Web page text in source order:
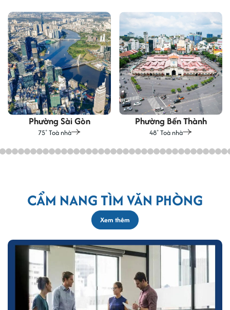
các điểm giải trí và thư giãn, tạo ra một môi trường làm việc lý
tưởng, thúc đẩy sự phát triển doanh nghiệp và đáp ứng nhu cầu
của nhân viên về giải trí sau giờ làm việc.
Phường Sài Gòn
75+ Toà nhà
Phường Bến Thành
48+ Toà nhà
CẨM NANG TÌM VĂN PHÒNG
Xem thêm